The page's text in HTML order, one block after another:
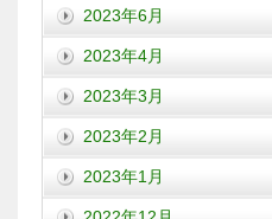
2023年6月
2023年4月
2023年3月
2023年2月
2023年1月